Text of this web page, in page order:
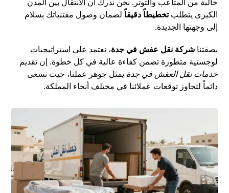
خالية من المتاعب والتوتر. نحن ندرك أن الانتقال بين المدن
الكبرى يتطلبتخطيطاً دقيقاً لضمان وصول مقتنياتك بسلام
إلى وجهتها الجديدة.
بصفتناشركة نقل عفش في جدة، نعتمد على استراتيجيات
لوجستية متطورة تضمن كفاءة عالية في كل خطوة. إن تقديم
خدمات نقل العفش في جدة يمثل جوهر عملنا، حيث نسعى
دائماً لتجاوز توقعات عملائنا في مختلف أنحاء المملكة.